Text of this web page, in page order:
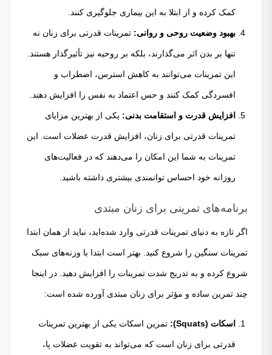
کمک کرده و از ابتلا به این بیماری جلوگیری کنند.
بهبود وضعیت روحی و روانی: تمرینات قدرتی برای زنان نه
تنها بر بدن اثر می‌گذارند، بلکه بر روحیه نیز تأثیرگذار هستند.
این تمرینات می‌توانند به کاهش استرس، اضطراب و
افسردگی کمک کنند و حس اعتماد به نفس را افزایش دهند.
افزایش قدرت و استقامت بدنی: یکی از بهترین مزایای
تمرینات قدرتی برای زنان، افزایش قدرت عضلات است. این
تمرینات به شما این امکان را می‌دهند که در فعالیت‌های
روزانه خود احساس توانمندی بیشتری داشته باشید.
برنامه‌های تمرینی برای زنان مبتدی
اگر تازه به دنیای تمرینات قدرتی وارد شده‌اید، نباید از همان ابتدا
تمرینات سنگین را شروع کنید. بهتر است ابتدا با وزنه‌های سبک
شروع کرده و به تدریج شدت تمرینات را افزایش دهید. در اینجا
چند تمرین ساده و مؤثر برای زنان مبتدی آورده شده است:
اسکات (Squats): تمرین اسکات یکی از بهترین تمرینات
قدرتی برای زنان است که می‌تواند به تقویت عضلات پا،